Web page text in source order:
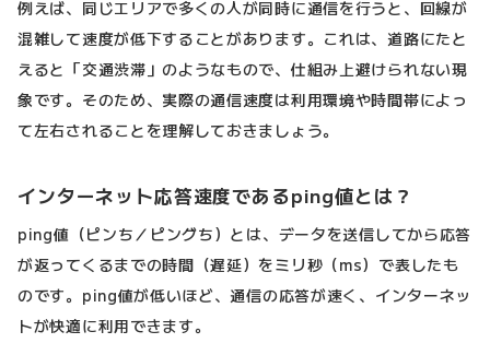
例えば、同じエリアで多くの人が同時に通信を行うと、回線が
混雑して速度が低下することがあります。これは、道路にたと
えると「交通渋滞」のようなもので、仕組み上避けられない現
象です。そのため、実際の通信速度は利用環境や時間帯によっ
て左右されることを理解しておきましょう。
インターネット応答速度であるping値とは？
ping値（ピンち／ピングち）とは、データを送信してから応答
が返ってくるまでの時間（遅延）をミリ秒（ms）で表したも
のです。ping値が低いほど、通信の応答が速く、インターネッ
トが快適に利用できます。